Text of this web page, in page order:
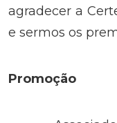
agradecer a
e sermos os
Promoção